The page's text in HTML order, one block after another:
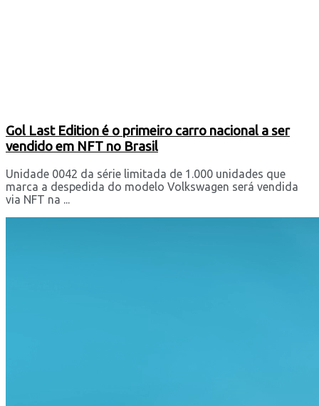
Gol Last Edition é o primeiro carro nacional a ser
vendido em NFT no Brasil
Unidade 0042 da série limitada de 1.000 unidades que
marca a despedida do modelo Volkswagen será vendida
via NFT na ...